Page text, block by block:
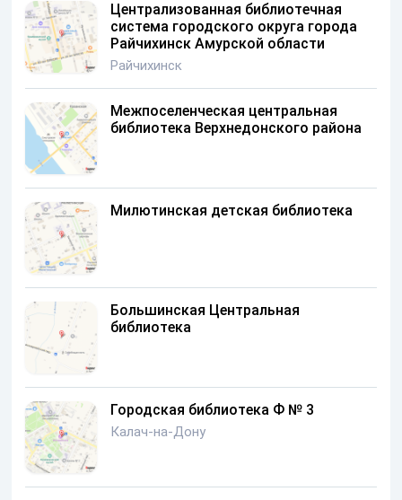
Централизованная библиотечная
система городского округа города
Райчихинск Амурской области
Райчихинск
Межпоселенческая центральная
библиотека Верхнедонского района
Милютинская детская библиотека
Большинская Центральная
библиотека
Городская библиотека Ф № 3
Калач-на-Дону